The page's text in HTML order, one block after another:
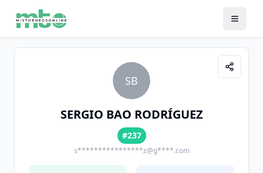
SB
SERGIO BAO RODRÍGUEZ
#237
s****************z@g****.com